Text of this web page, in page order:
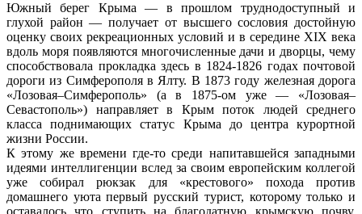
Южный берег Крыма — в прошлом труднодоступный и
глухой район — получает от высшего сословия достойную
оценку своих рекреационных условий и в середине XIX века
вдоль моря появляются многочисленные дачи и дворцы, чему
способствовала прокладка здесь в 1824-1826 годах почтовой
дороги из Симферополя в Ялту. В 1873 году железная дорога
«Лозовая–Симферополь» (а в 1875-ом уже — «Лозовая–
Севастополь») направляет в Крым поток людей среднего
класса поднимающих статус Крыма до центра курортной
жизни России.
К этому же времени где-то среди напитавшейся западными
идеями интеллигенции вслед за своим европейским коллегой
уже собирал рюкзак для «крестового» похода против
домашнего уюта первый русский турист, которому только и
оставалось что ступить на благодатную крымскую почву.